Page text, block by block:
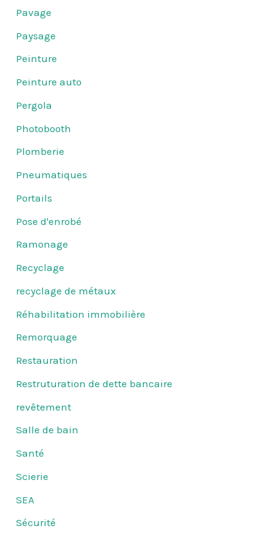
Pavage
Paysage
Peinture
Peinture auto
Pergola
Photobooth
Plomberie
Pneumatiques
Portails
Pose d'enrobé
Ramonage
Recyclage
recyclage de métaux
Réhabilitation immobilière
Remorquage
Restauration
Restruturation de dette bancaire
revêtement
Salle de bain
Santé
Scierie
SEA
Sécurité